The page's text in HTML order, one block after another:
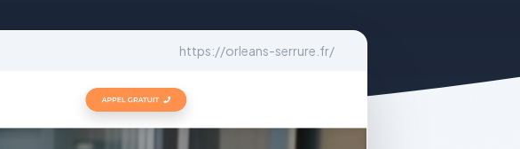
https://orleans-serrure.fr/